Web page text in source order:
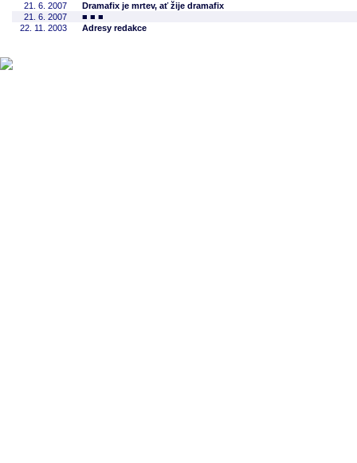
21. 6. 2007
Dramafix je mrtev, ať žije dramafix
21. 6. 2007
■ ■ ■
22. 11. 2003
Adresy redakce